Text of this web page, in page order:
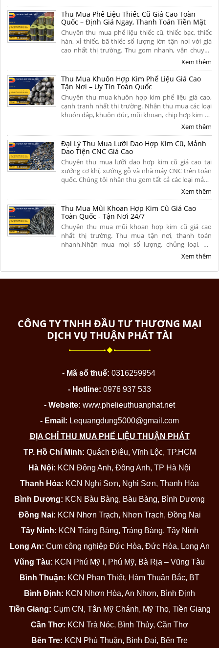
Thu Mua Phế Liệu Thiếc Cũ Giá Cao Toàn
Quốc – Định Giá Ngay, Thanh Toán Tiền Mặt
Chuyên thu mua phế liệu thiếc cũ, thiếc bạc, thiếc
hàn, xỉ thiếc, bã thiếc số lượng lớn tận nơi với giá
cao nhất thị trường. Thu gom nhanh, vận chuyển
miễn phí, thanh toán liền tay và có hoa hồng cao
hôm nay!
Xem thêm
Thu Mua Khuôn Hợp Kim Phế Liệu Giá Cao
Tận Nơi – Uy Tín Toàn Quốc
Chuyên thu mua khuôn hợp kim phế liệu giá cao,
cạnh tranh nhất thị trường. Nhận thu mua các loại
khuôn dập, khuôn đúc, mũi khoan, chip hợp kim cũ
hỏng tận nơi. Cân đo uy tín, khảo sát nhanh chóng,
tiết hôm nay!
Xem thêm
Đại Lý Thu Mua Lưỡi Dao Hợp Kim Cũ, Mảnh
Dao Tiện CNC Giá Cao
Chuyên thu mua lưỡi dao hợp kim cũ giá cao tại
xưởng cơ khí, xưởng gỗ và nhà máy CNC trên toàn
quốc. Chúng tôi nhận thu gom tất cả các loại mảnh
dao tiện cũ, dao phay ngón carbide, mũi khoan siêu
hoặc hư hỏng. Liên hệ ngay.
Xem thêm
Thu Mua Mũi Khoan Hợp Kim Cũ Giá Cao
Toàn Quốc - Tận Nơi 24/7
Chuyên thu mua mũi khoan hợp kim cũ giá cao
nhất thị trường. Thu mua tận nơi, thanh toán
nhanh.Nhận mua mọi số lượng, chủng loại, hư
hỏng, nứt vỡ từ xưởng cơ khí. Liên hệ ngay để nhận
Xem thêm
CÔNG TY TNHH ĐẦU TƯ THƯƠNG MẠI
DỊCH VỤ THUẬN PHÁT TÀI
- Mã số thuế: 0316259954
- Hotline: 0976 937 533
- Website: www.phelieuthuanphat.net
- Email: Lequangdung5000@gmail.com
ĐỊA CHỈ THU MUA PHẾ LIỆU THUẬN PHÁT
TP. Hồ Chí Minh: Quách Điêu, Vĩnh Lộc, TP.HCM
Hà Nội: KCN Đông Anh, Đông Anh, TP Hà Nội
Thanh Hóa: KCN Nghi Sơn, Nghi Sơn, Thanh Hóa
Bình Dương: KCN Bàu Bàng, Bàu Bàng, Bình Dương
Đồng Nai: KCN Nhơn Trạch, Nhơn Trạch, Đồng Nai
Tây Ninh: KCN Trảng Bàng, Trảng Bàng, Tây Ninh
Long An: Cụm công nghiệp Đức Hòa, Đức Hòa, Long An
Vũng Tàu: KCN Phú Mỹ I, Phú Mỹ, Bà Rịa – Vũng Tàu
Bình Thuận: KCN Phan Thiết, Hàm Thuận Bắc, BT
Bình Định: KCN Nhơn Hòa, An Nhơn, Bình Định
Tiền Giang: Cụm CN, Tân Mỹ Chánh, Mỹ Tho, Tiền Giang
Cần Thơ: KCN Trà Nóc, Bình Thủy, Cần Thơ
Bến Tre: KCN Phú Thuận, Bình Đại, Bến Tre